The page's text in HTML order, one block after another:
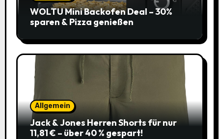
WOLTU Mini Backofen Deal – 30%
sparen & Pizza genießen
Allgemein
Jack & Jones Herren Shorts für nur
11,81 € – über 40 % gespart!